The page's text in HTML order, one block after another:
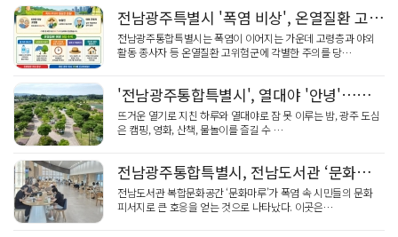
전남광주특별시 '폭염 비상', 온열질환 고위험군 특별 주의 당부
전남광주통합특별시는 폭염이 이어지는 가운데 고령층과 야외
활동 종사자 등 온열질환 고위험군에 각별한 주의를 당…
'전남광주통합특별시', 열대야 '안녕'…광주 도심 '하룻밤 피서'
뜨거운 열기로 지친 하루와 열대야로 잠 못 이루는 밤, 광주 도심
은 캠핑, 영화, 산책, 물놀이를 즐길 수 …
전남광주통합특별시, 전남도서관 ‘문화마루’ 폭염 속 문화피서지 '흥행'
전남도서관 복합문화공간 ‘문화마루’가 폭염 속 시민들의 문화
피서지로 큰 호응을 얻는 것으로 나타났다. 이곳은…